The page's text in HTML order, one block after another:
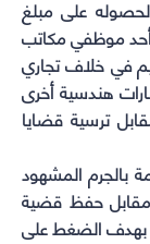
على مبلغ
أحد موظفي مكاتب
في خلاف تجاري
هندسية أخرى
مقابل ترسية قضايا
بالجرم المشهود
ألف ريال مقابل حفظ قضية
البت فيها لمدة (7) أشهر بهدف الضغط على